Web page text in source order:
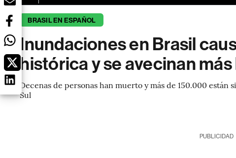
BRASIL EN ESPAÑOL
Inundaciones en Brasil
histórica y se avecinan
Decenas de personas han muerto y más de 150.000
Sul
PUBLICIDAD